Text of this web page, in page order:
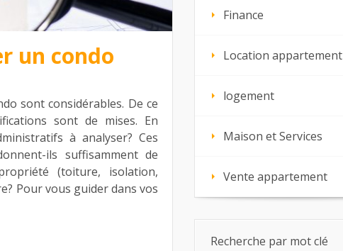
un condo
sont considérables. De ce
sont de mises. En
à analyser? Ces
ils suffisamment de
(toiture, isolation,
Pour vous guider dans vos
Finance
Location appartement
logement
Maison et Services
Vente appartement
Recherche par mot clé